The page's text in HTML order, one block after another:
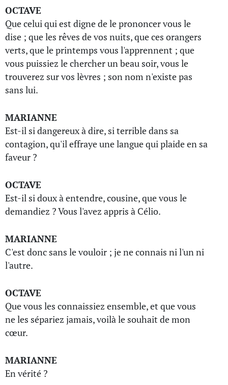
OCTAVE
Que celui qui est digne de le prononcer vous le
dise ; que les rêves de vos nuits, que ces orangers
verts, que le printemps vous l'apprennent ; que
vous puissiez le chercher un beau soir, vous le
trouverez sur vos lèvres ; son nom n'existe pas
sans lui.
MARIANNE
Est-il si dangereux à dire, si terrible dans sa
contagion, qu'il effraye une langue qui plaide en sa
faveur ?
OCTAVE
Est-il si doux à entendre, cousine, que vous le
demandiez ? Vous l'avez appris à Célio.
MARIANNE
C'est donc sans le vouloir ; je ne connais ni l'un ni
l'autre.
OCTAVE
Que vous les connaissiez ensemble, et que vous
ne les sépariez jamais, voilà le souhait de mon
cœur.
MARIANNE
En vérité ?